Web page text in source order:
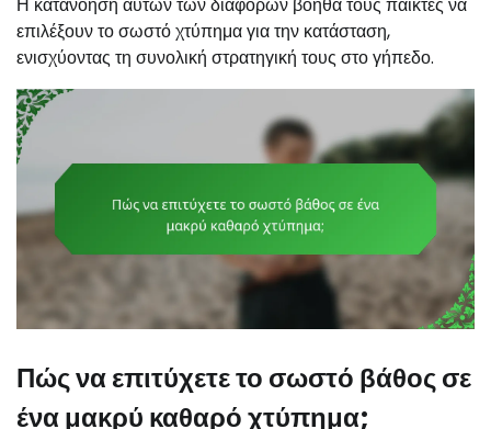
επιλέξουν το σωστό χτύπημα για την κατάσταση,
ενισχύοντας τη συνολική στρατηγική τους στο γήπεδο.
Πώς να επιτύχετε το σωστό βάθος σε
ένα μακρύ καθαρό χτύπημα;